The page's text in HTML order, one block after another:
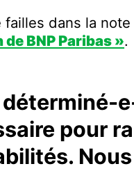
failles dans la note
BNP Paribas ».
pour